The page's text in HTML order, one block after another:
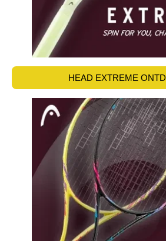
HEAD EXTREME